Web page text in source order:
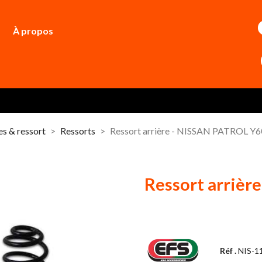
À propos
& ressort Ressorts Ressort arrière - NISSAN PATROL
Ressort arrière
Réf .NIS-